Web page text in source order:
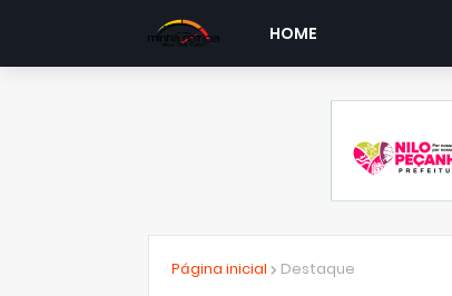
HOME
Página inicial Destaque